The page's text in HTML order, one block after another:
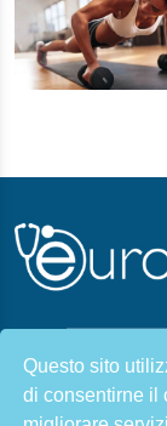
Questo sito
di consentirne il
Malattie &
Chi siamo